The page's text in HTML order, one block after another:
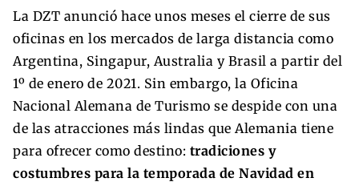
La DZT anunció hace unos meses el cierre de sus
oficinas en los mercados de larga distancia como
Argentina, Singapur, Australia y Brasil a partir del
1º de enero de 2021. Sin embargo, la Oficina
Nacional Alemana de Turismo se despide con una
de las atracciones más lindas que Alemania tiene
para ofrecer como destino: tradiciones y
costumbres para la temporada de Navidad en